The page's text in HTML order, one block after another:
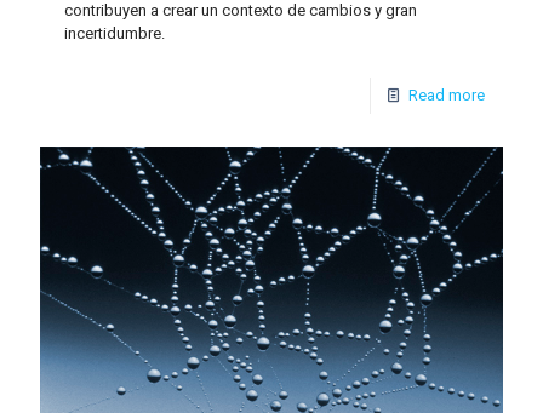
contribuyen a crear un contexto de cambios y gran
incertidumbre.
Read more